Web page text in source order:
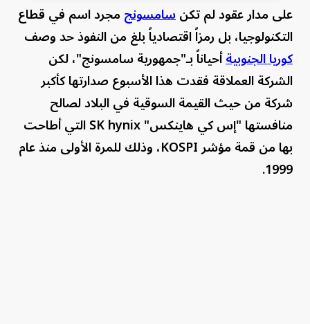
على مدار عقود لم تكنسامسونجمجرد اسم في قطاع
التكنولوجيا، بل رمزاً اقتصادياً بلغ من النفوذ حد وصف
كوريا الجنوبيةأحياناً بـ"جمهورية سامسونج"، لكن
الشركة العملاقة فقدت هذا الأسبوع صدارتها كأكبر
شركة من حيث القيمة السوقية في البلاد لصالح
منافستها "إس كي هاينكس" SK hynix التي أطاحت
بها من قمة مؤشر KOSPI، وذلك للمرة الأولى منذ عام
1999.